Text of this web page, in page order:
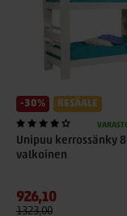
-30% KESÄALE
Unipuu kerrossänky
valkoinen
926,10
1323,00